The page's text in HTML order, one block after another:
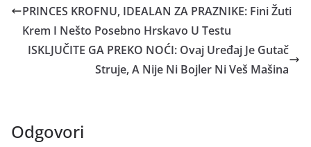
PRINCES KROFNU, IDEALAN ZA PRAZNIKE: Fini Žuti
Krem I Nešto Posebno Hrskavo U Testu
ISKLJUČITE GA PREKO NOĆI: Ovaj Uređaj Je Gutač
Struje, A Nije Ni Bojler Ni Veš Mašina
Odgovori